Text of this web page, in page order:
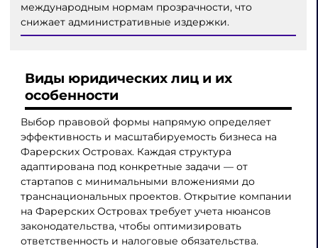
международным нормам прозрачности, что
снижает административные издержки.
Виды юридических лиц и их
особенности
Выбор правовой формы напрямую определяет
эффективность и масштабируемость бизнеса на
Фарерских Островах. Каждая структура
адаптирована под конкретные задачи — от
стартапов с минимальными вложениями до
транснациональных проектов. Открытие компании
на Фарерских Островах требует учета нюансов
законодательства, чтобы оптимизировать
ответственность и налоговые обязательства.